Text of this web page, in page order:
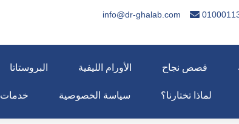
info@dr-ghalab.com
قصص نجاح الأورام الليفية البروستاتا
لماذا تختارنا؟ سياسة الخصوصية خدمات